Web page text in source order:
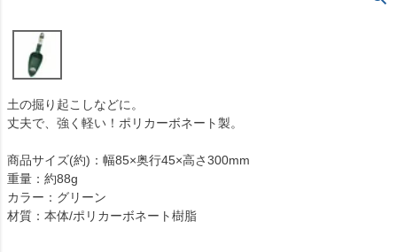
土の掘り起こしなどに。
丈夫で、強く軽い！ポリカーボネート製。
商品サイズ(約)：幅85×奥行45×高さ300mm
重量：約88g
カラー：グリーン
材質：本体/ポリカーボネート樹脂